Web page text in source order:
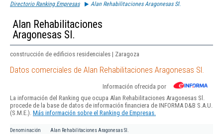
Directorio Ranking Empresas Alan Rehabilitaciones Aragonesas Sl.
Alan Rehabilitaciones
Aragonesas Sl.
construcción de edificios residenciales | Zaragoza
Datos comerciales de Alan Rehabilitaciones Aragonesas Sl.
Información ofrecida por
La información del Ranking que ocupa Alan Rehabilitaciones Aragonesas Sl.
procede de la base de datos de información financiera de INFORMA D&B S.A.U.
(S.M.E.). Más información sobre el Ranking de Empresas.
Denominación Alan Rehabilitaciones Aragonesas Sl.